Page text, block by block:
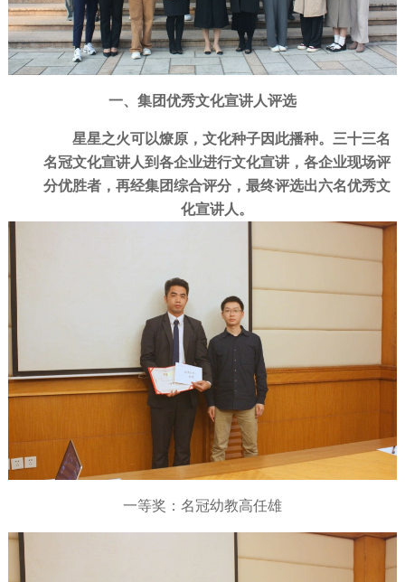
一、 集团优秀文化宣讲人评选
星星之火可以燎原，文化种子因此播种。三十三名
名冠文化宣讲人到各企业进行文化宣讲，各企业现场评
分优胜者，再经集团综合评分，最终评选出六名优秀文
化宣讲人。
一等奖：名冠幼教高任雄